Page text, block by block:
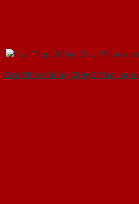
Cửa Thép Chống Cháy 2P tay nam